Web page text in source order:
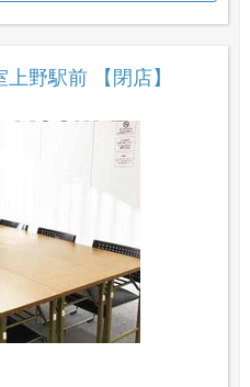
上野駅前 【閉店】